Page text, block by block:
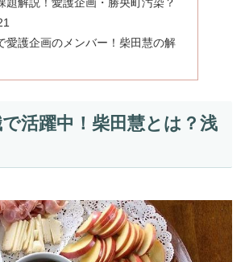
題解説！愛護企画・勝央町汚染？
愛護企画のメンバー！柴田慧の解
活躍中！柴田慧とは？浅